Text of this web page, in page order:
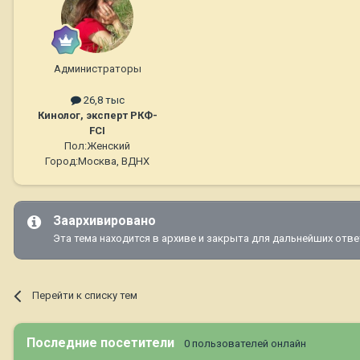
Администраторы
26,8 тыс
Кинолог, эксперт РКФ-
FCI
Пол:Женский
Город:Москва, ВДНХ
Заархивировано
Эта тема находится в архиве и закрыта для дальнейших
Перейти к списку тем
Последние посетители 0 пользователей онлайн